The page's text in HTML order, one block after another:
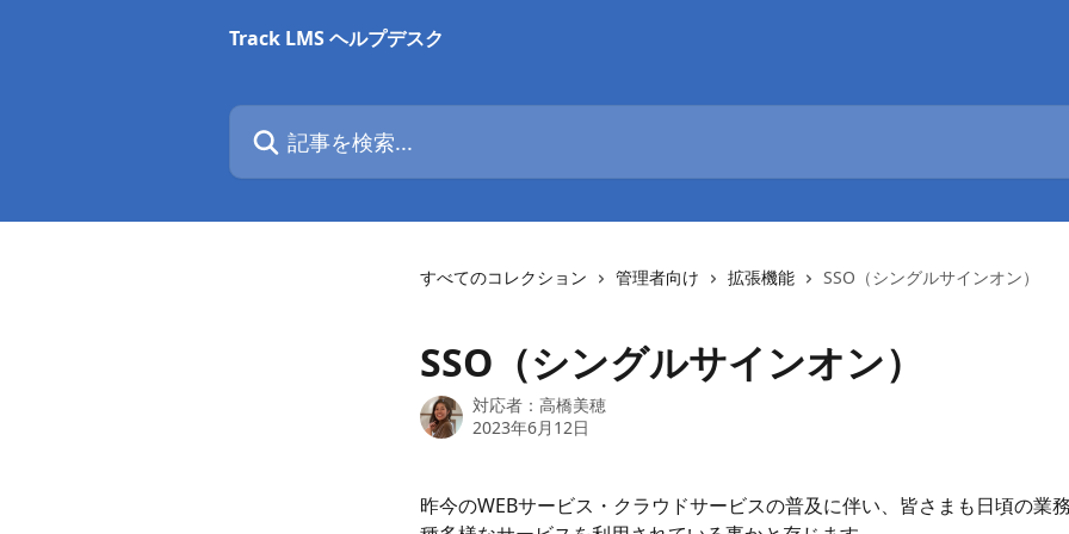
Track LMS ヘルプデスク
記事を検索...
すべてのコレクション 管理者向け 拡張機能 SSO（シングルサインオン）
SSO（シングルサインオン）
対応者： 高橋美穂
2023年6月12日
昨今のWEBサービス・クラウドサービスの普及に伴い、皆さまも日頃の業